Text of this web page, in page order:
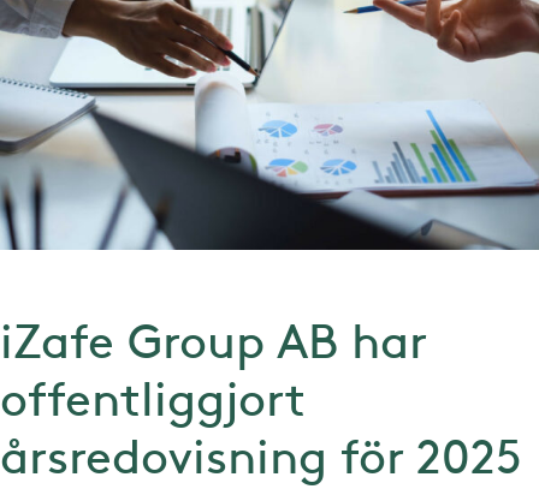
iZafe Group AB har
offentliggjort
årsredovisning för 2025